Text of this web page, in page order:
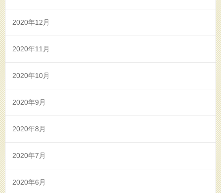
2020年12月
2020年11月
2020年10月
2020年9月
2020年8月
2020年7月
2020年6月